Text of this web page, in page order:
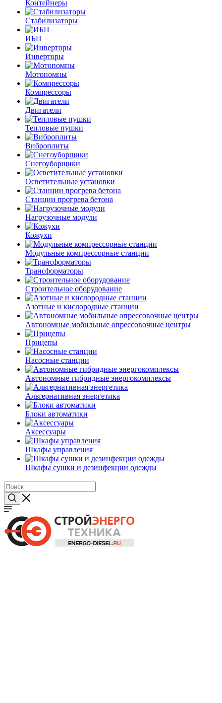
Контейнеры
Стабилизаторы
ИБП
Инверторы
Мотопомпы
Компрессоры
Двигатели
Тепловые пушки
Виброплиты
Снегоуборщики
Осветительные установки
Станции прогрева бетона
Нагрузочные модули
Кожухи
Модульные компрессорные станции
Трансформаторы
Строительное оборудование
Азотные и кислородные станции
Автономные мобильные опрессовочные центры
Прицепы
Насосные станции
Автономные гибридные энергокомплексы
Альтернативная энергетика
Блоки автоматики
Аксессуары
Шкафы управления
Шкафы сушки и дезинфекции одежды